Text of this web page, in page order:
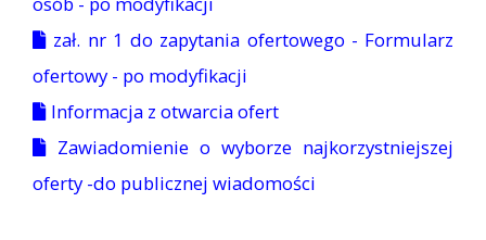
zał. nr 1 do zapytania ofertowego - Formularz
ofertowy - po modyfikacji
Informacja z otwarcia ofert
Zawiadomienie o wyborze najkorzystniejszej
oferty -do publicznej wiadomości